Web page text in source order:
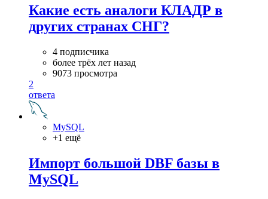
Какие есть аналоги КЛАДР в
других странах СНГ?
4 подписчика
более трёх лет назад
9073 просмотра
2
ответа
MySQL
+1 ещё
Импорт большой DBF базы в
MySQL